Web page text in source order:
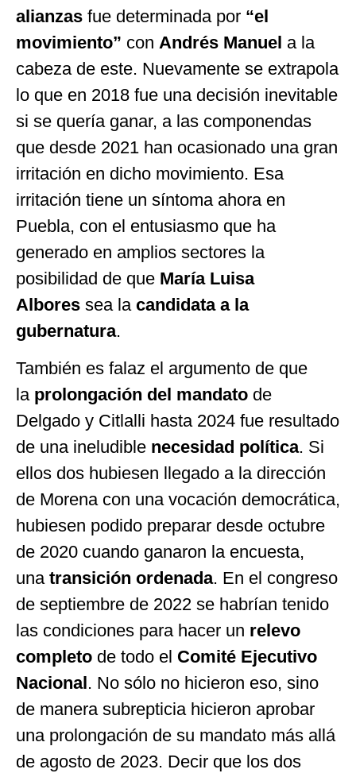
alianzas fue determinada por “el
movimiento” con Andrés Manuel a la
cabeza de este. Nuevamente se extrapola
lo que en 2018 fue una decisión inevitable
si se quería ganar, a las componendas
que desde 2021 han ocasionado una gran
irritación en dicho movimiento. Esa
irritación tiene un síntoma ahora en
Puebla, con el entusiasmo que ha
generado en amplios sectores la
posibilidad de que María Luisa
Albores sea la candidata a la
gubernatura.
También es falaz el argumento de que
la prolongación del mandato de
Delgado y Citlalli hasta 2024 fue resultado
de una ineludible necesidad política. Si
ellos dos hubiesen llegado a la dirección
de Morena con una vocación democrática,
hubiesen podido preparar desde octubre
de 2020 cuando ganaron la encuesta,
una transición ordenada. En el congreso
de septiembre de 2022 se habrían tenido
las condiciones para hacer un relevo
completo de todo el Comité Ejecutivo
Nacional . No sólo no hicieron eso, sino
de manera subrepticia hicieron aprobar
una prolongación de su mandato más allá
de agosto de 2023. Decir que los dos